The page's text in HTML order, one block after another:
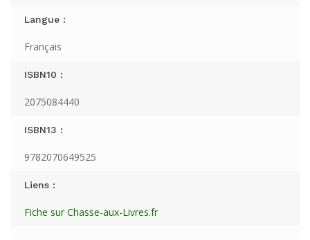
Langue :
Français
ISBN10 :
2075084440
ISBN13 :
9782070649525
Liens :
Fiche sur Chasse-aux-Livres.fr